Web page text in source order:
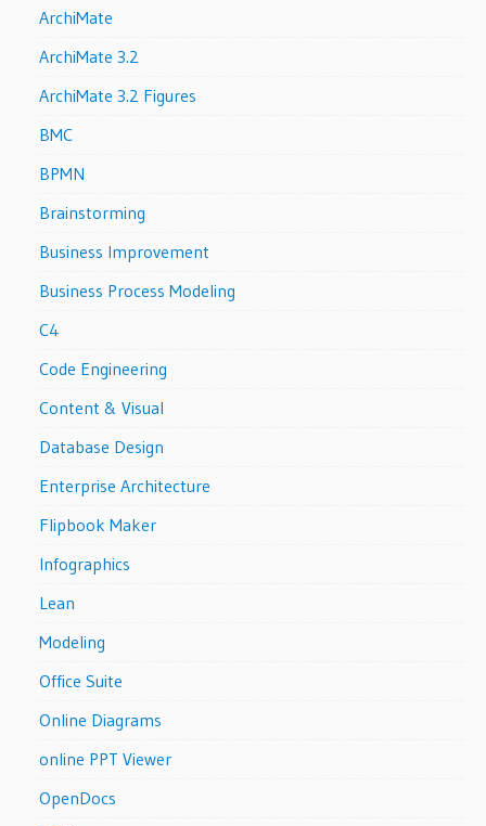
ArchiMate
ArchiMate 3.2
ArchiMate 3.2 Figures
BMC
BPMN
Brainstorming
Business Improvement
Business Process Modeling
C4
Code Engineering
Content & Visual
Database Design
Enterprise Architecture
Flipbook Maker
Infographics
Lean
Modeling
Office Suite
Online Diagrams
online PPT Viewer
OpenDocs